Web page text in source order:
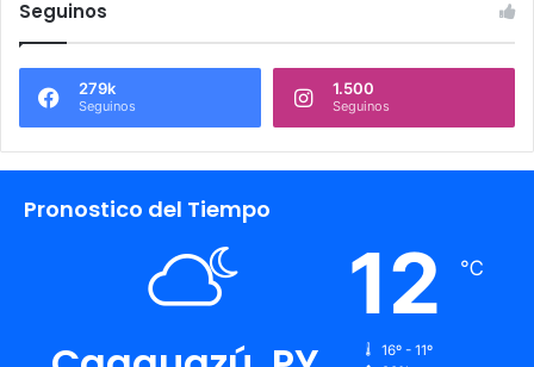
Seguinos
279k
Seguinos
1.500
Seguinos
Pronostico del Tiempo
12 ℃
16º - 11º